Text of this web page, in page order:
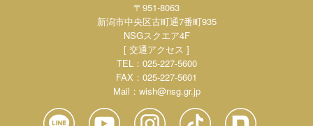
〒951-8063
新潟市中央区古町通7番町935
NSGスクエア4F
[ 交通アクセス ]
TEL：025-227-5600
FAX：025-227-5601
Mail： wish@nsg.gr.jp